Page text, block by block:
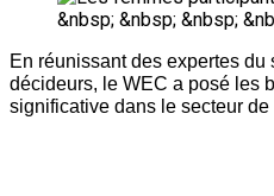
&nbsp; &nbsp; &nbsp;
En réunissant des expertes du
décideurs, le WEC a posé les
significative dans le secteur